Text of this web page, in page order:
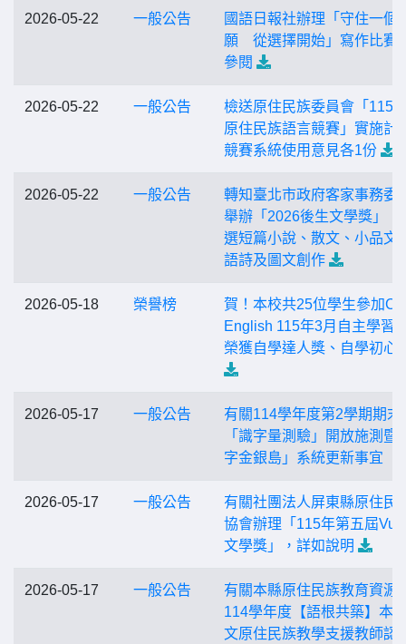
2026-05-22 一般公告
國語日報社辦理「守住一個
願 從選擇開始」寫作比賽
參閱
2026-05-22 一般公告
檢送原住民族委員會「115
原住民族語言競賽」實施計
競賽系統使用意見各1份
2026-05-22 一般公告
轉知臺北市政府客家事務委
舉辦「2026後生文學獎」，
選短篇小說、散文、小品文
語詩及圖文創作
2026-05-18 榮譽榜
賀！本校共25位學生參加
English 115年3月自主學習
榮獲自學達人獎、自學初心
2026-05-17 一般公告
有關114學年度第2學期期末
「識字量測驗」開放施測暨
字金銀島」系統更新事宜
2026-05-17 一般公告
有關社團法人屏東縣原住民
協會辦理「115年第五屆
文學獎」，詳如說明
2026-05-17 一般公告
有關本縣原住民族教育資源
114學年度【語根共築】本
文原住民族教學支援教師認